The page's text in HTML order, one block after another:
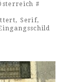
#
, Serif,